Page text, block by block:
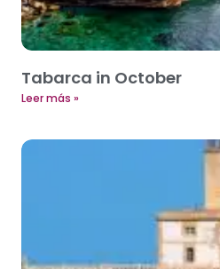
Tabarca in October
Leer más »